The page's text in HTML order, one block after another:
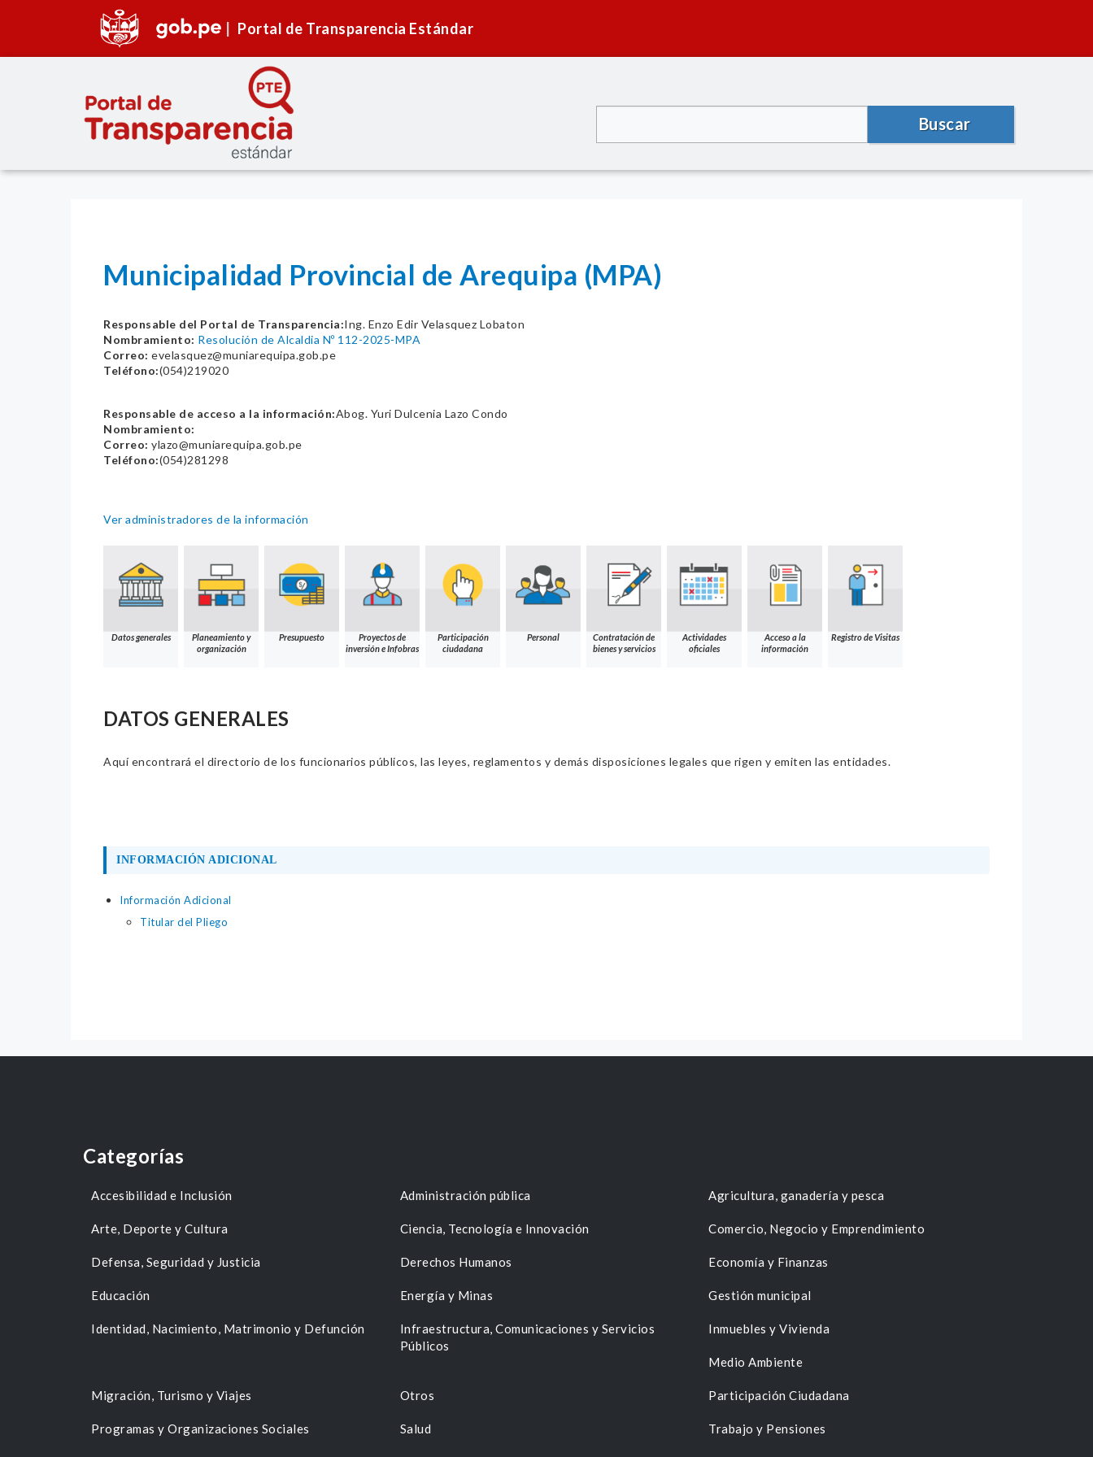
Portal de Transparencia Estándar
Buscar
Municipalidad Provincial de Arequipa (MPA)
Responsable del Portal de Transparencia:Ing. Enzo Edir Velasquez Lobaton
Nombramiento: Resolución de Alcaldia Nº 112-2025-MPA
Correo: evelasquez@muniarequipa.gob.pe
Teléfono:(054)219020
Responsable de acceso a la información:Abog. Yuri Dulcenia Lazo Condo
Nombramiento:
Correo: ylazo@muniarequipa.gob.pe
Teléfono:(054)281298
Ver administradores de la información
Datos generales
Planeamiento y
organización
Presupuesto
Proyectos de
inversión e Infobras
Participación
ciudadana
Personal
Contratación de
bienes y servicios
Actividades
oficiales
Acceso a la
información
Registro de Visitas
DATOS GENERALES
Aquí encontrará el directorio de los funcionarios públicos, las leyes, reglamentos y demás disposiciones legales que rigen y emiten las entidades.
INFORMACIÓN ADICIONAL
Información Adicional
Titular del Pliego
Categorías
Accesibilidad e Inclusión Administración pública Agricultura, ganadería y pesca
Arte, Deporte y Cultura Ciencia, Tecnología e Innovación Comercio, Negocio y Emprendimiento
Defensa, Seguridad y Justicia Derechos Humanos Economía y Finanzas
Educación Energía y Minas Gestión municipal
Identidad, Nacimiento, Matrimonio y Defunción
Infraestructura, Comunicaciones y Servicios
Públicos
Inmuebles y Vivienda
Medio Ambiente
Migración, Turismo y Viajes Otros Participación Ciudadana
Programas y Organizaciones Sociales Salud Trabajo y Pensiones